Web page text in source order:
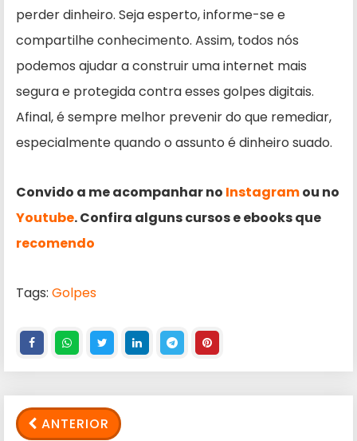
perder dinheiro. Seja esperto, informe-se e
compartilhe conhecimento. Assim, todos nós
podemos ajudar a construir uma internet mais
segura e protegida contra esses golpes digitais.
Afinal, é sempre melhor prevenir do que remediar,
especialmente quando o assunto é dinheiro suado.
Convido a me acompanhar no Instagramou no
Youtube. Confira alguns cursos e ebooks que
recomendo
Tags: Golpes
ANTERIOR